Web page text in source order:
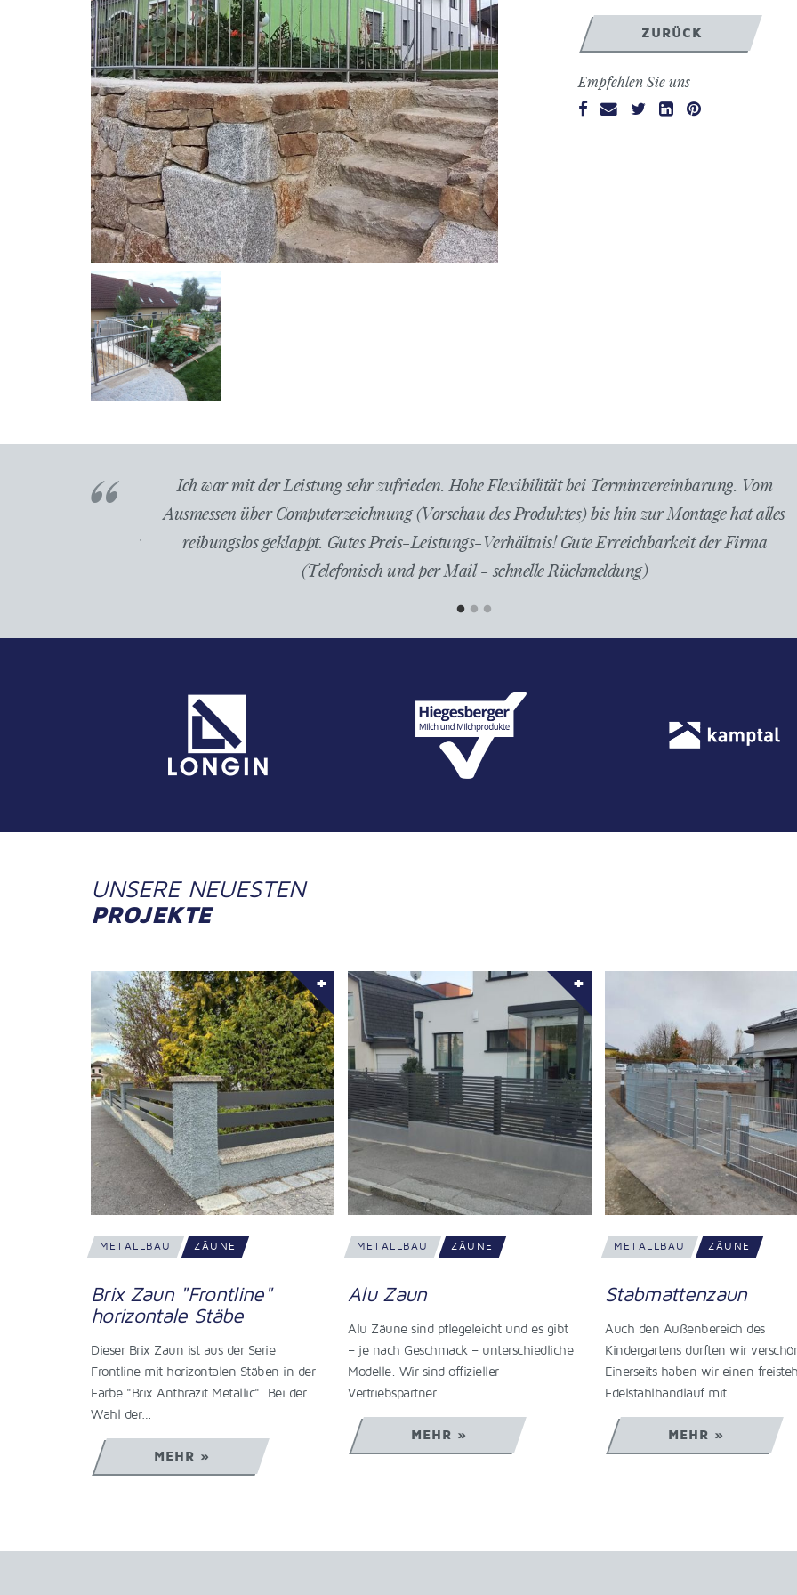
ZURÜCK
Empfehlen Sie uns
Vom
Von der Planung bis zur Fertigstellung und Montage hat alles super gepasst. Der Liefer-und
Montagetermin wurde eingehalten. Der Preis war für diese erstklassige Qualität des Materials
der Arbeit angemessen. Wenn ich wieder etwas brauche, dann gerne wieder.
UNSERE NEUESTEN
PROJEKTE
METALLBAU ZÄUNE
Alu Zaun
– je nach Geschmack – unterschiedliche
Modelle. Wir sind offizieller
Vertriebspartner…
METALLBAU ZÄUNE
Stabmattenzaun
Auch den Außenbereich des
Kindergartens durften wir verschönern.
Einerseits haben wir einen freistehenden
Edelstahlhandlauf mit…
MEHR »
METALLBAU ZÄUNE
Zaun mit Maserung
Bei Alu Zäune sind viele
Beschichtungen möglich. Unter
gibt es Alu Zäune in Holzoptik,
ihrer…
MEHR »